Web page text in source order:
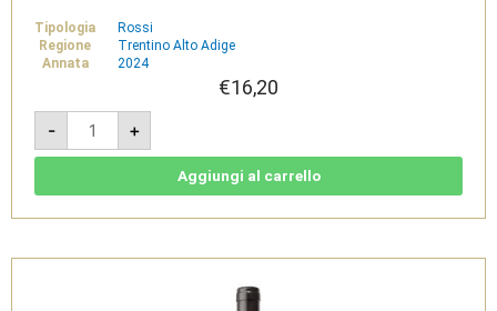
Tipologia
Rossi
Regione
Trentino Alto Adige
Annata
2024
€16,20
-
Cabernet
2024
-
Sudtirol
-
Bolzano
+
Aggiungi al carrello